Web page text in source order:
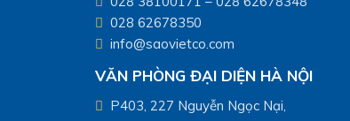
028 62678350
info@saovietco.com
VĂN PHÒNG ĐẠI DIỆN HÀ NỘI
P403, 227 Nguyễn Ngọc Nại,